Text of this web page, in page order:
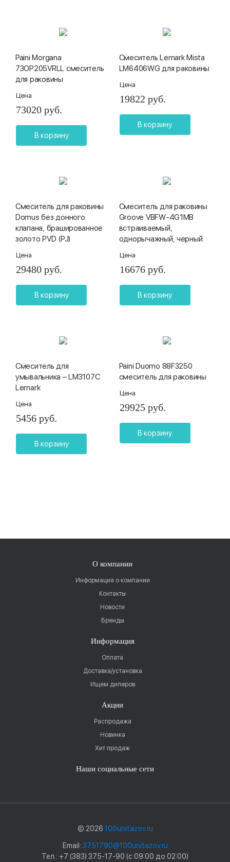
Paini Morgana
73OP205VRLL смеситель
для раковины
Цена
73020 руб.
В корзину
Смеситель Lemark Mista
LM6406WG для раковины
Цена
19822 руб.
В корзину
Смеситель для раковины
Domus без донного
клапана, брашированное
золото PVD (PJ)
Цена
29480 руб.
В корзину
Смеситель для раковины
Groove VBFW-4G1MB
встраиваемый,
однорычажный, черный
Цена
16676 руб.
В корзину
Смеситель для
умывальника – LM3107C
Lemark
Цена
5456 руб.
В корзину
Paini Duomo 88F3250
смеситель для раковины
Цена
29925 руб.
В корзину
О компании
Информация о компании
Контакты
Новости
Бренды
Информация
Оплата
Доставка/установка
Ищем дилеров
Акции
Распродажа
Новинка
Хит продаж
Наши социальные сети
© 2026 100unitazov.ru
Email: 3751790@100unitazov.ru
Тел.: +7 (383) 375-17-90 (с 09:00 до 02:00)